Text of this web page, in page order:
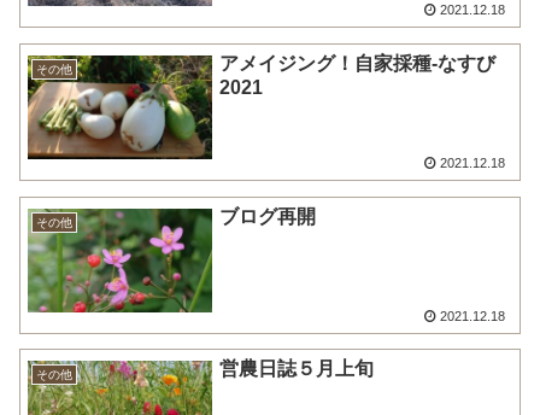
2021.12.18
その他
アメイジング！自家採種-なすび
2021
2021.12.18
その他 ブログ再開
2021.12.18
その他 営農日誌５月上旬